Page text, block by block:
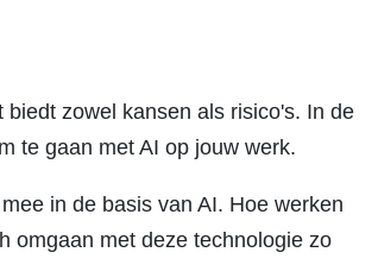
zowel kansen als risico's. In de
te gaan met AI op jouw werk.
in de basis van AI. Hoe werken
omgaan met deze technologie zo